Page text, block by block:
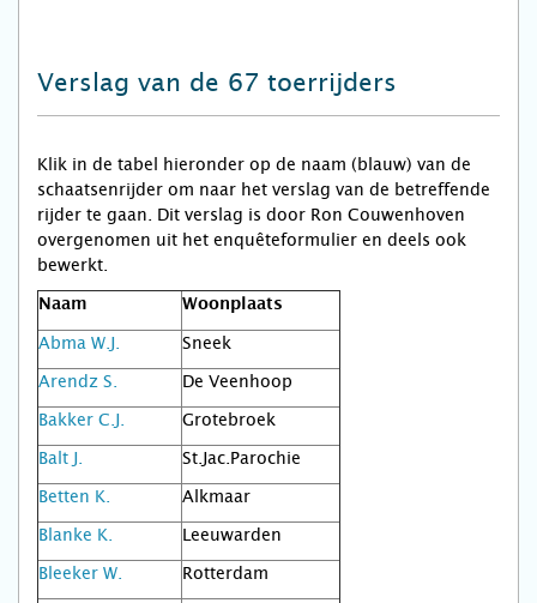
Verslag van de 67 toerrijders
Klik in de tabel hieronder op de naam (blauw) van de
schaatsenrijder om naar het verslag van de betreffende
rijder te gaan. Dit verslag is door Ron Couwenhoven
overgenomen uit het enquêteformulier en deels ook
bewerkt.
Naam Woonplaats
Abma W.J.
Sneek
Arendz S.
De Veenhoop
Bakker C.J.
Grotebroek
Balt J.
St.Jac.Parochie
Betten K.
Alkmaar
Blanke K.
Leeuwarden
Bleeker W.
Rotterdam